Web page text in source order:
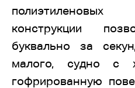
конструкции
буквально за
малого, судно с
гофрированную